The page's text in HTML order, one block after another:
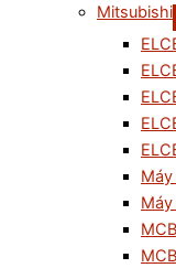
Mitsubishi